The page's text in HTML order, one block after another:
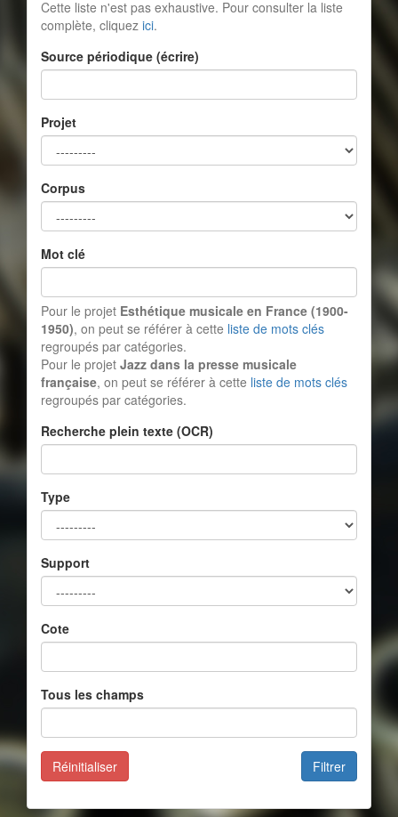
Cette liste n'est pas exhaustive. Pour consulter la liste
complète, cliquez ici.
Source périodique (écrire)
Projet
Corpus
Mot clé
Pour le projet Esthétique musicale en France (1900-
1950), on peut se référer à cette liste de mots clés
regroupés par catégories.
Pour le projet Jazz dans la presse musicale
française, on peut se référer à cette liste de mots clés
regroupés par catégories.
Recherche plein texte (OCR)
Type
Support
Cote
Tous les champs
Filtrer
Réinitialiser